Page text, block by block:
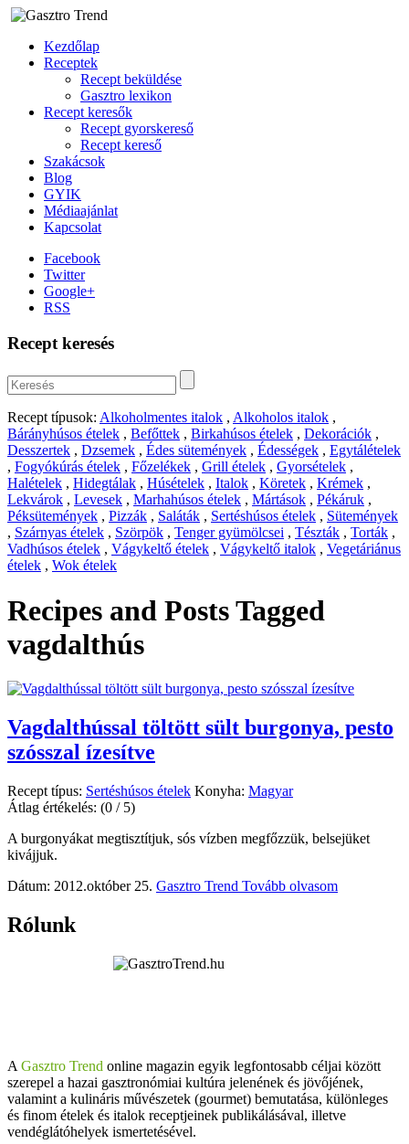
Kezdőlap
Receptek
Recept beküldése
Gasztro lexikon
Recept keresők
Recept gyorskereső
Recept kereső
Szakácsok
Blog
GYIK
Médiaajánlat
Kapcsolat
Facebook
Twitter
Google+
RSS
Recept keresés
Recept típusok: Alkoholmentes italok , Alkoholos italok ,
Bárányhúsos ételek , Befőttek , Birkahúsos ételek , Dekorációk ,
Desszertek , Dzsemek , Édes sütemények , Édességek , Egytálételek
, Fogyókúrás ételek , Főzelékek , Grill ételek , Gyorsételek ,
Halételek , Hidegtálak , Húsételek , Italok , Köretek , Krémek ,
Lekvárok , Levesek , Marhahúsos ételek , Mártások , Pékáruk ,
Péksütemények , Pizzák , Saláták , Sertéshúsos ételek , Sütemények
, Szárnyas ételek , Szörpök , Tenger gyümölcsei , Tészták , Torták ,
Vadhúsos ételek , Vágykeltő ételek , Vágykeltő italok , Vegetáriánus
ételek , Wok ételek
Recipes and Posts Tagged
vagdalthús
Vagdalthússal töltött sült burgonya, pesto
szósszal ízesítve
Recept típus: Sertéshúsos ételek Konyha: Magyar
Átlag értékelés: (0 / 5)
A burgonyákat megtisztítjuk, sós vízben megfőzzük, belsejüket
kivájjuk.
Dátum: 2012.október 25. Gasztro Trend Tovább olvasom
Rólunk
A Gasztro Trend online magazin egyik legfontosabb céljai között
szerepel a hazai gasztronómiai kultúra jelenének és jövőjének,
valamint a kulináris művészetek (gourmet) bemutatása, különleges
és finom ételek és italok receptjeinek publikálásával, illetve
vendéglátóhelyek ismertetésével.